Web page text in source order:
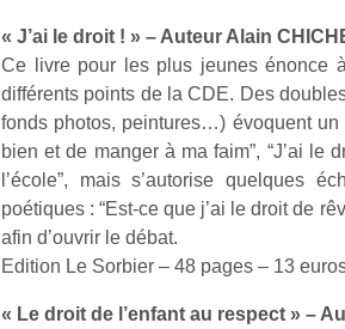
« J’ai le droit ! » – Auteur Alain
Ce livre pour les plus jeunes énonce
différents points de la CDE. Des
fonds photos, peintures…) évoquent un
bien et de manger à ma faim”, “J’ai le
l’école”, mais s’autorise quelques
poétiques : “Est-ce que j’ai le droit de
afin d’ouvrir le débat.
Edition Le Sorbier – 48 pages – 13
« Le droit de l’enfant au respect » –